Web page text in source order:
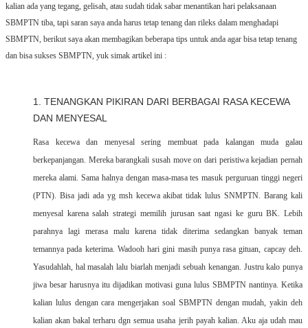
kalian ada yang tegang, gelisah, atau sudah tidak sabar menantikan hari pelaksanaan
SBMPTN tiba, tapi saran saya anda harus tetap tenang dan rileks dalam menghadapi
SBMPTN, berikut saya akan membagikan beberapa tips untuk anda agar bisa tetap tenang
dan bisa sukses SBMPTN, yuk simak artikel ini :
1. TENANGKAN PIKIRAN DARI BERBAGAI RASA KECEWA
DAN MENYESAL
Rasa kecewa dan menyesal sering membuat pada kalangan muda galau
berkepanjangan. Mereka barangkali susah move on dari peristiwa kejadian pernah
mereka alami. Sama halnya dengan masa-masa tes masuk perguruan tinggi negeri
(PTN). Bisa jadi ada yg msh kecewa akibat tidak lulus SNMPTN. Barang kali
menyesal karena salah strategi memilih jurusan saat ngasi ke guru BK. Lebih
parahnya lagi merasa malu karena tidak diterima sedangkan banyak teman
temannya pada keterima. Wadooh hari gini masih punya rasa gituan, capcay deh.
Yasudahlah, hal masalah lalu biarlah menjadi sebuah kenangan. Justru kalo punya
jiwa besar harusnya itu dijadikan motivasi guna lulus SBMPTN nantinya. Ketika
kalian lulus dengan cara mengerjakan soal SBMPTN dengan mudah, yakin deh
kalian akan bakal terharu dgn semua usaha jerih payah kalian. Aku aja udah mau